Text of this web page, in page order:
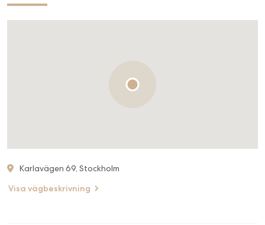
Karlavägen 69, Stockholm
Visa vägbeskrivning